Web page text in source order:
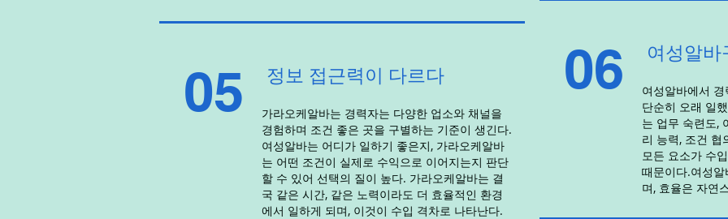
05 정보 접근력이 다르다
가라오케알바는 경력자는 다양한 업소와 채널을
경험하며 조건 좋은 곳을 구별하는 기준이 생긴다.
여성알바는 어디가 일하기 좋은지, 가라오케알바
는 어떤 조건이 실제로 수익으로 이어지는지 판단
할 수 있어 선택의 질이 높다. 가라오케알바는 결
국 같은 시간, 같은 노력이라도 더 효율적인 환경
에서 일하게 되며, 이것이 수입 격차로 나타난다.
06 여성알바
여성알바에서
단순히 오래 일
는 업무 숙련도,
리 능력, 조건 협
모든 요소가 수
때문이다.여성
며, 효율은 자연